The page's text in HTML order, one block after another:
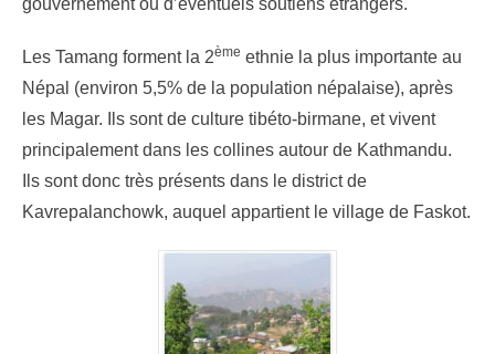
Les Tamang forment la 2ème ethnie la plus importante au
Népal (environ 5,5% de la population népalaise), après
les Magar. Ils sont de culture tibéto-birmane, et vivent
principalement dans les collines autour de Kathmandu.
Ils sont donc très présents dans le district de
Kavrepalanchowk, auquel appartient le village de Faskot.